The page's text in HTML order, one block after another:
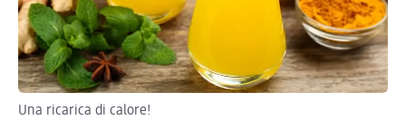
Una ricarica di calore!